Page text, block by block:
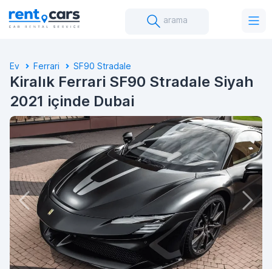
arama
Ev Ferrari SF90 Stradale
Kiralık Ferrari SF90 Stradale Siyah
2021 içinde Dubai